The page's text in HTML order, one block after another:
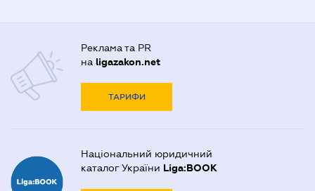
Реклама та PR
на ligazakon.net
ТАРИФИ
Національний юридичний
каталог України Liga:BOOK